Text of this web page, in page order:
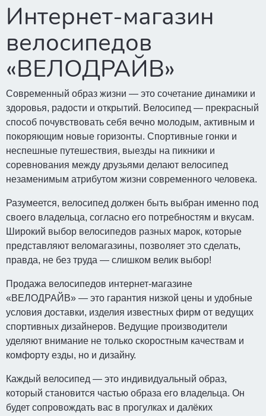
Интернет-магазин
велосипедов
«ВЕЛОДРАЙВ»
Современный образ жизни — это сочетание динамики и
здоровья, радости и открытий. Велосипед — прекрасный
способ почувствовать себя вечно молодым, активным и
покоряющим новые горизонты. Спортивные гонки и
неспешные путешествия, выезды на пикники и
соревнования между друзьями делают велосипед
незаменимым атрибутом жизни современного человека.
Разумеется, велосипед должен быть выбран именно под
своего владельца, согласно его потребностям и вкусам.
Широкий выбор велосипедов разных марок, которые
представляют веломагазины, позволяет это сделать,
правда, не без труда — слишком велик выбор!
Продажа велосипедов интернет-магазине
«ВЕЛОДРАЙВ» — это гарантия низкой цены и удобные
условия доставки, изделия известных фирм от ведущих
спортивных дизайнеров. Ведущие производители
уделяют внимание не только скоростным качествам и
комфорту езды, но и дизайну.
Каждый велосипед — это индивидуальный образ,
который становится частью образа его владельца. Он
будет сопровождать вас в прогулках и далёких